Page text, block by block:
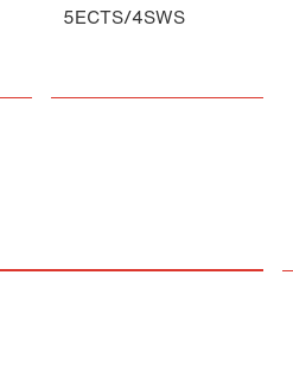
5ECTS/4SWS